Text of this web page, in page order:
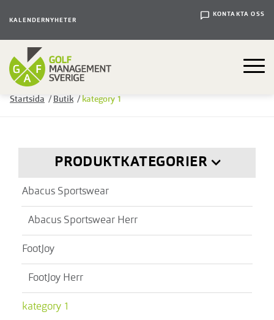
KALENDER NYHETER
KONTAKTA OSS
Startsida / Butik / kategory 1
PRODUKTKATEGORIER
Abacus Sportswear
Abacus Sportswear Herr
FootJoy
FootJoy Herr
kategory 1